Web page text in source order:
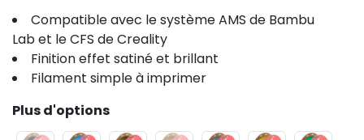
Compatible avec le système AMS de Bambu
Lab et le CFS de Creality
Finition effet satiné et brillant
Filament simple à imprimer
Plus d'options